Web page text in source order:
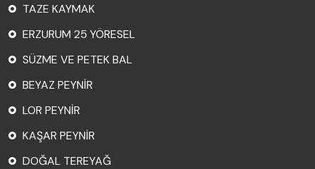
TAZE KAYMAK
ERZURUM 25 YÖRESEL
SÜZME VE PETEK BAL
BEYAZ PEYNİR
LOR PEYNİR
KAŞAR PEYNİR
DOĞAL TEREYAĞ